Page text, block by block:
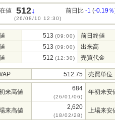
値 512↓
(26/08/10 12:30)
前日比 -1 (-0.19％
513 (09:00)
前日終値
513 (09:00)
出来高
512 (12:30) 売買代金
512.75 売買単位
来高値 684
(26/01/06)
年初来安
来高値 2,620
(18/02/28)
上場来安